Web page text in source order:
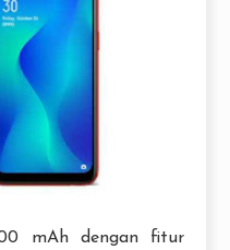
mAh dengan fitur